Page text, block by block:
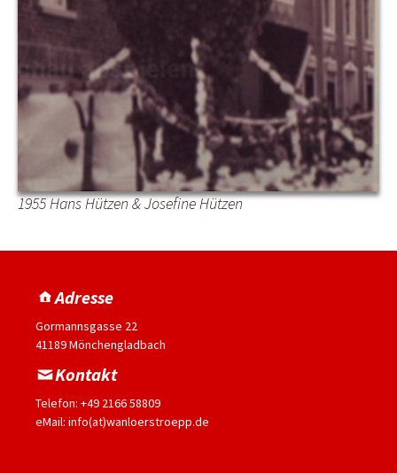
1955 Hans Hützen & Josefine Hützen
Adresse
Gormannsgasse 22
41189 Mönchengladbach
Kontakt
Telefon: +49 2166 58809
eMail: info(at)wanloerstroepp.de